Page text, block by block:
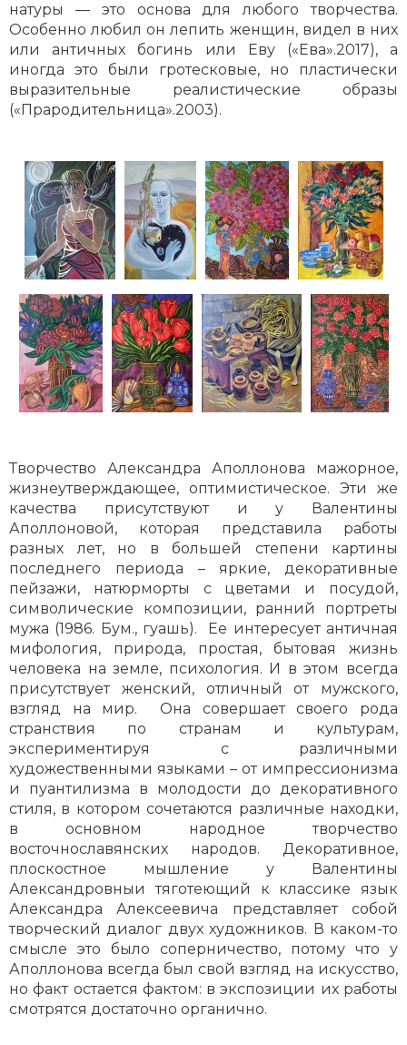
натуры — это основа для любого творчества.
Особенно любил он лепить женщин, видел в них
или античных богинь или Еву («Ева».2017), а
иногда это были гротесковые, но пластически
выразительные реалистические образы
(«Прародительница».2003).
Творчество Александра Аполлонова мажорное,
жизнеутверждающее, оптимистическое. Эти же
качества присутствуют и у Валентины
Аполлоновой, которая представила работы
разных лет, но в большей степени картины
последнего периода – яркие, декоративные
пейзажи, натюрморты с цветами и посудой,
символические композиции, ранний портреты
мужа (1986. Бум., гуашь). Ее интересует античная
мифология, природа, простая, бытовая жизнь
человека на земле, психология. И в этом всегда
присутствует женский, отличный от мужского,
взгляд на мир. Она совершает своего рода
странствия по странам и культурам,
экспериментируя с различными
художественными языками – от импрессионизма
и пуантилизма в молодости до декоративного
стиля, в котором сочетаются различные находки,
в основном народное творчество
восточнославянских народов. Декоративное,
плоскостное мышление у Валентины
Александровныи тяготеющий к классике язык
Александра Алексеевича представляет собой
творческий диалог двух художников. В каком-то
смысле это было соперничество, потому что у
Аполлонова всегда был свой взгляд на искусство,
но факт остается фактом: в экспозиции их работы
смотрятся достаточно органично.